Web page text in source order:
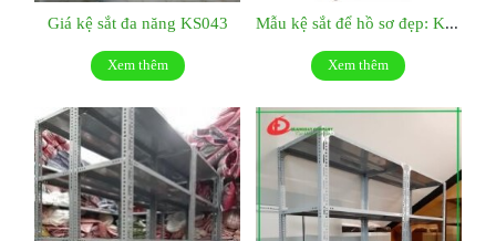
Giá kệ sắt đa năng KS043
Xem thêm Xem thêm